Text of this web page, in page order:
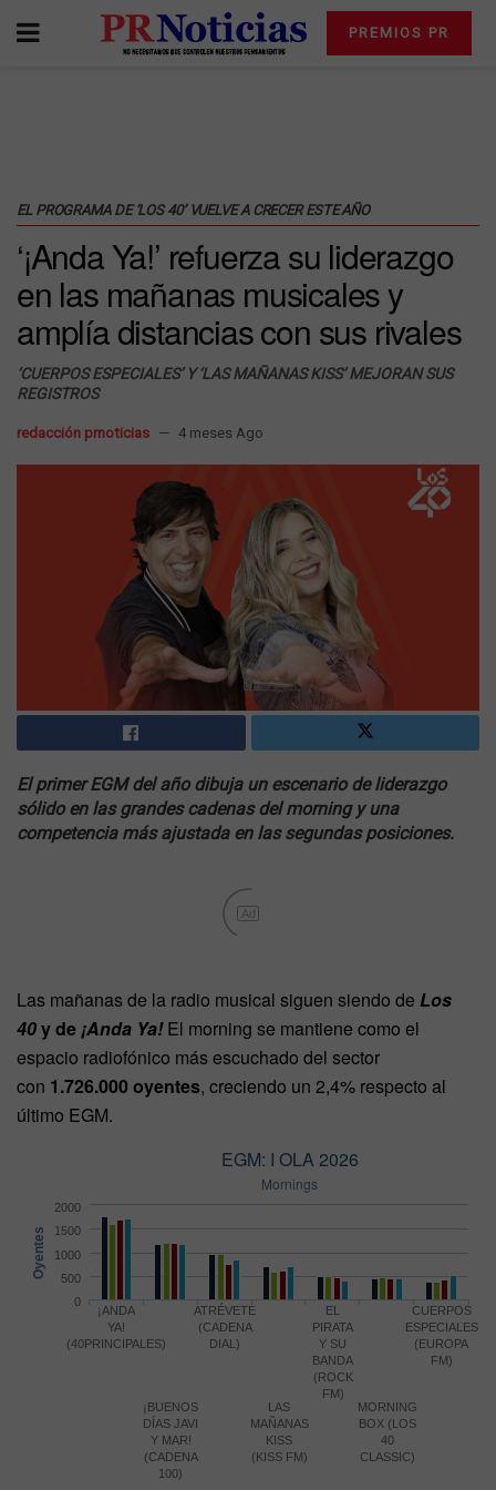
PREMIOS PR
EL PROGRAMA DE ‘LOS 40’ VUELVE A CRECER ESTE AÑO
‘¡Anda Ya!’ refuerza su liderazgo
en las mañanas musicales y
amplía distancias con sus rivales
‘CUERPOS ESPECIALES’ Y ‘LAS MAÑANAS KISS’ MEJORAN SUS
REGISTROS
redacción prnoticias 4 meses Ago
El primer EGM del año dibuja un escenario de liderazgo
sólido en las grandes cadenas del morning y una
competencia más ajustada en las segundas posiciones.
Ad
Las mañanas de la radio musical siguen siendo de Los
40y de ¡Anda Ya!El morning se mantiene como el
espacio radiofónico más escuchado del sector
con 1.726.000 oyentes, creciendo un 2,4% respecto al
último EGM.